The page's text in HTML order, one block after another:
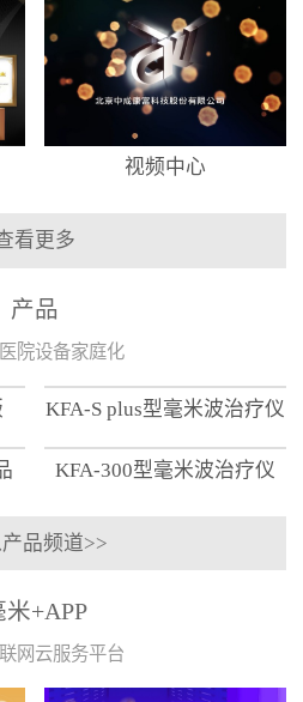
视频中心
看更多
产品
院设备家庭化
KFA-S plus型毫米波治疗仪
KFA-300型毫米波治疗仪
品频道>>
米+APP
网云服务平台